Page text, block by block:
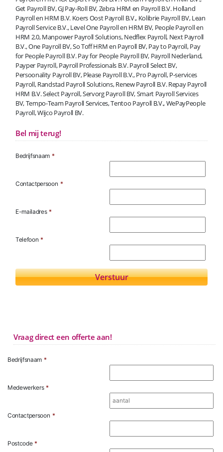
Get Payroll BV, GJ Pay-Roll BV, Zebra HRM en Payroll B.V. Holland
Payroll en HRM B.V. Koers Oost Payroll B.V., Kolibrie Payroll BV, Lean
Payroll Service B.V., Level One Payroll en HRM BV, People Payroll en
HRM 2.0, Manpower Payroll Solutions, Nedflex Payroll, Next Payroll
B.V., One Payroll BV, So Toff HRM en Payroll BV, Pay to Payroll, Pay
for People Payroll B.V. Pay for People Payroll BV, Payroll Nederland,
Payper Payroll, Payroll Professionals B.V. Payroll Select BV,
Persoonality Payroll BV, Please Payroll B.V., Pro Payroll, P-services
Payroll, Randstad Payroll Solutions, Renew Payroll B.V. Repay Payroll
HRM B.V. Select Payroll, Servorg Payroll BV, Smart Payroll Services
BV, Tempo-Team Payroll Services, Tentoo Payroll B.V., WePayPeople
Payroll, Wijco Payroll BV.
Bel mij terug!
Bedrijfsnaam *
Contactpersoon *
E-mailadres *
Telefoon *
Vraag direct een offerte aan!
Bedrijfsnaam *
Medewerkers *
Contactpersoon *
Postcode *